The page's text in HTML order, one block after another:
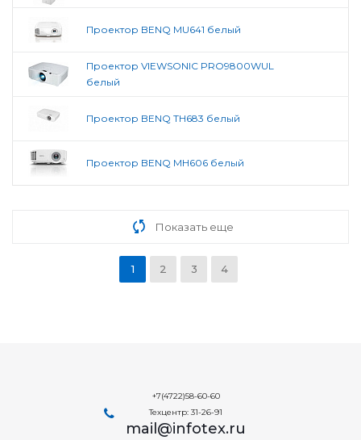
Проектор BENQ MU641 белый
Проектор VIEWSONIC PRO9800WUL
белый
Проектор BENQ TH683 белый
Проектор BENQ MH606 белый
Показать еще
1 2 3 4
+7(4722)58-60-60
Техцентр: 31-26-91
mail@infotex.ru